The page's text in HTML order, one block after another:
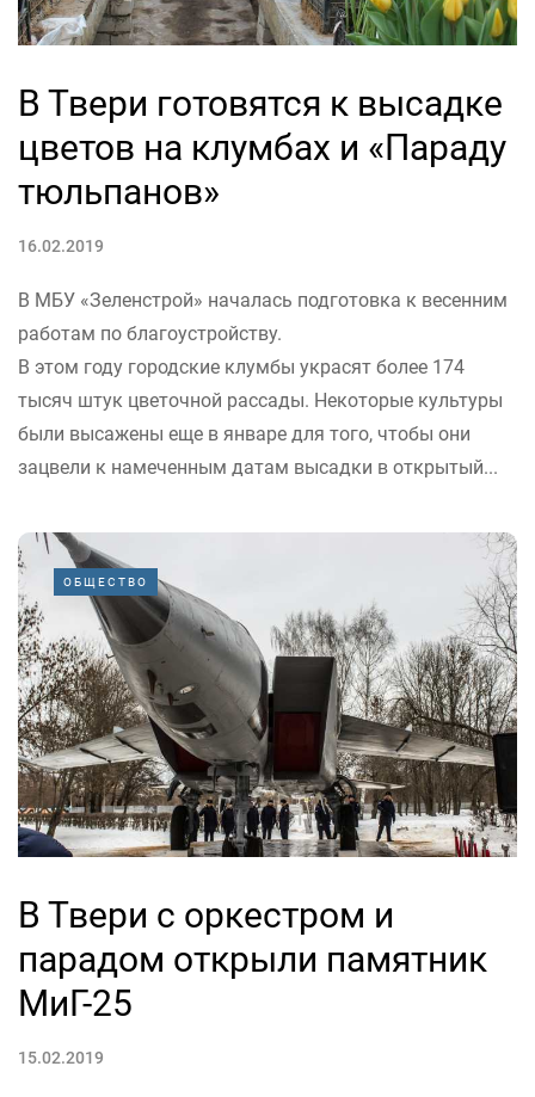
В Твери готовятся к высадке
цветов на клумбах и «Параду
тюльпанов»
16.02.2019
В МБУ «Зеленстрой» началась подготовка к весенним
работам по благоустройству.
В этом году городские клумбы украсят более 174
тысяч штук цветочной рассады. Некоторые культуры
были высажены еще в январе для того, чтобы они
зацвели к намеченным датам высадки в открытый...
ОБЩЕСТВО
В Твери с оркестром и
парадом открыли памятник
МиГ-25
15.02.2019